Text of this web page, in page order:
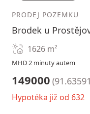
PRODEJ POZEMKU
1626 m²
MHD 2 minuty autem
149000 (
Hypotéka již od 632